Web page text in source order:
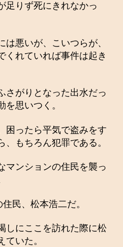
足りず死にきれなかっ
悪いが、こいつらが、
くれていれば事件は起き
さがりとなった出水だっ
を思いつく。
困ったら平気で盗みをす
、もちろん犯罪である。
マンションの住民を襲っ
民、松本浩二だ。
しにここを訪れた際に松
いた。